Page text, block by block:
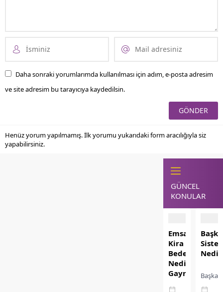
Daha sonraki yorumlarımda kullanılması için adım, e-posta adresim
ve site adresim bu tarayıcıya kaydedilsin.
Henüz yorum yapılmamış. İlk yorumu yukarıdaki form aracılığıyla siz
yapabilirsiniz.
GÜNCEL
KONULAR
Emsal
Kira
Bedeli
Nedir?
Gayrimenkul
SektöründeSistemi